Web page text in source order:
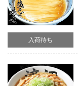
入荷待ち